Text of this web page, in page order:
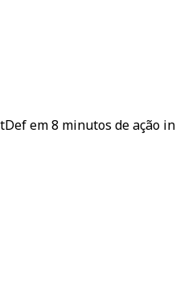
em 8 minutos de ação